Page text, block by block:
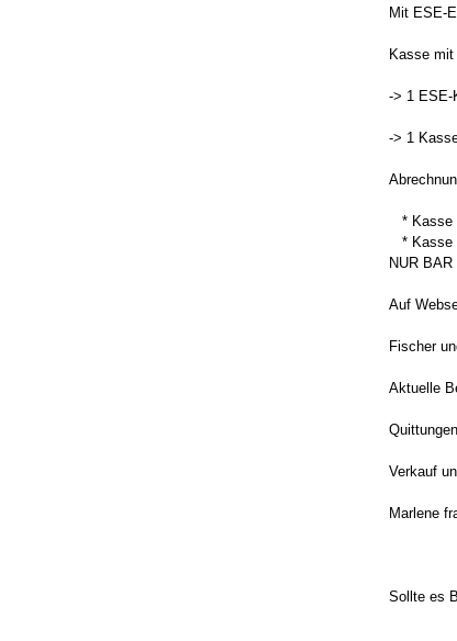
Mit ESE-
Kasse
-> 1 ESE-
-> 1
* Kasse
* Kasse
NUR BAR
Auf
Fischer
Aktuelle
Verkauf
Marlene
Sollte es